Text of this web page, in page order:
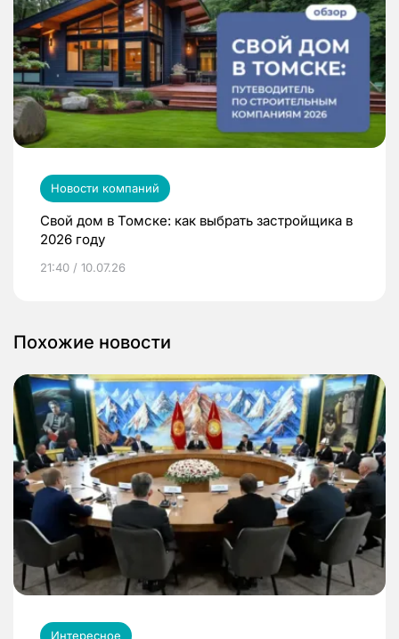
Новости компаний
Свой дом в Томске: как выбрать застройщика в
2026 году
21:40 / 10.07.26
Похожие новости
Интересное